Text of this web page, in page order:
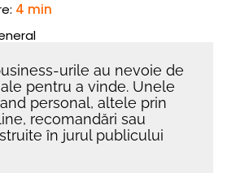
4 min
urile au nevoie de
pentru a vinde. Unele
personal, altele prin
recomandări sau
în jurul publicului